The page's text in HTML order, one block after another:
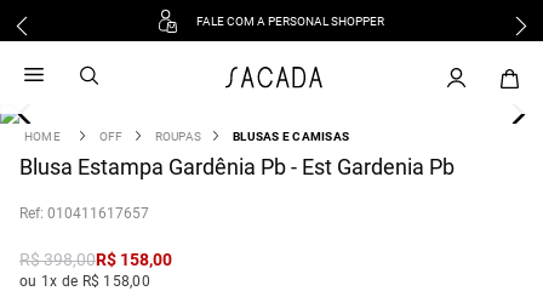
FALE COM A PERSONAL SHOPPER
OFF ROUPAS BLUSAS E CAMISAS
Blusa Estampa Gardênia Pb - Est Gardenia Pb
: 010411617657
R$398,00R$ 158,00
ou 1x de R$ 158,00
vestido
3 º blusa
º tricot
º macacão